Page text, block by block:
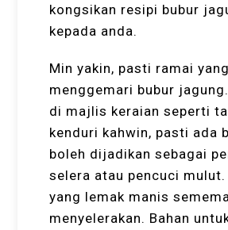
kongsikan resipi bubur
kepada anda.
Min yakin, pasti ramai yang
menggemari bubur
di majlis keraian seperti
kenduri kahwin, pasti ada
boleh dijadikan sebagai
selera atau pencuci mulut.
yang lemak manis
menyelerakan. Bahan